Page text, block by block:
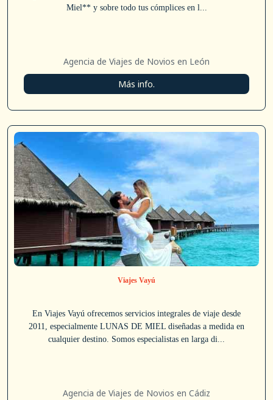
Miel** y sobre todo tus cómplices en l...
Agencia de Viajes de Novios en León
Más info.
Viajes Vayú
En Viajes Vayú ofrecemos servicios integrales de viaje desde
2011, especialmente LUNAS DE MIEL diseñadas a medida en
cualquier destino. Somos especialistas en larga di...
Agencia de Viajes de Novios en Cádiz